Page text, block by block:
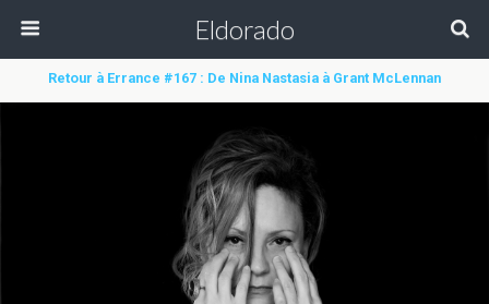
Eldorado
Retour à Errance #167 : De Nina Nastasia à Grant McLennan